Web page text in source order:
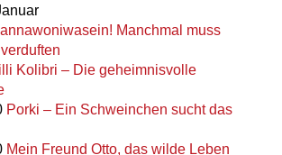
Manchmal muss
Kolibri – Die geheimnisvolle
Porki – Ein Schweinchen sucht das
Mein Freund Otto, das wilde Leben